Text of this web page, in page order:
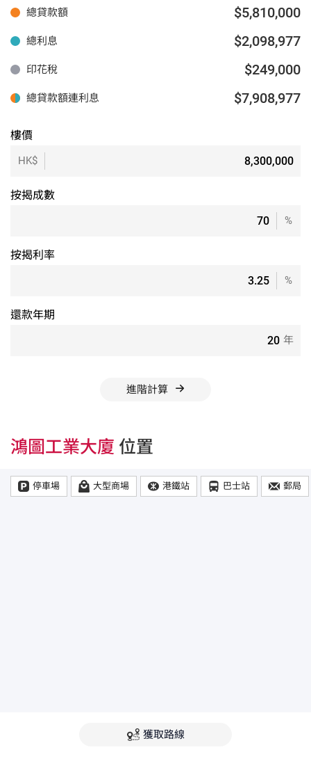
總貸款額 $5,810,000
總利息 $2,098,977
印花稅 $249,000
總貸款額連利息 $7,908,977
樓價
HK$
按揭成數
%
按揭利率
%
還款年期
年
進階計算
鴻圖工業大廈 位置
停車場 大型商場 港鐵站 巴士站 郵局
獲取路線